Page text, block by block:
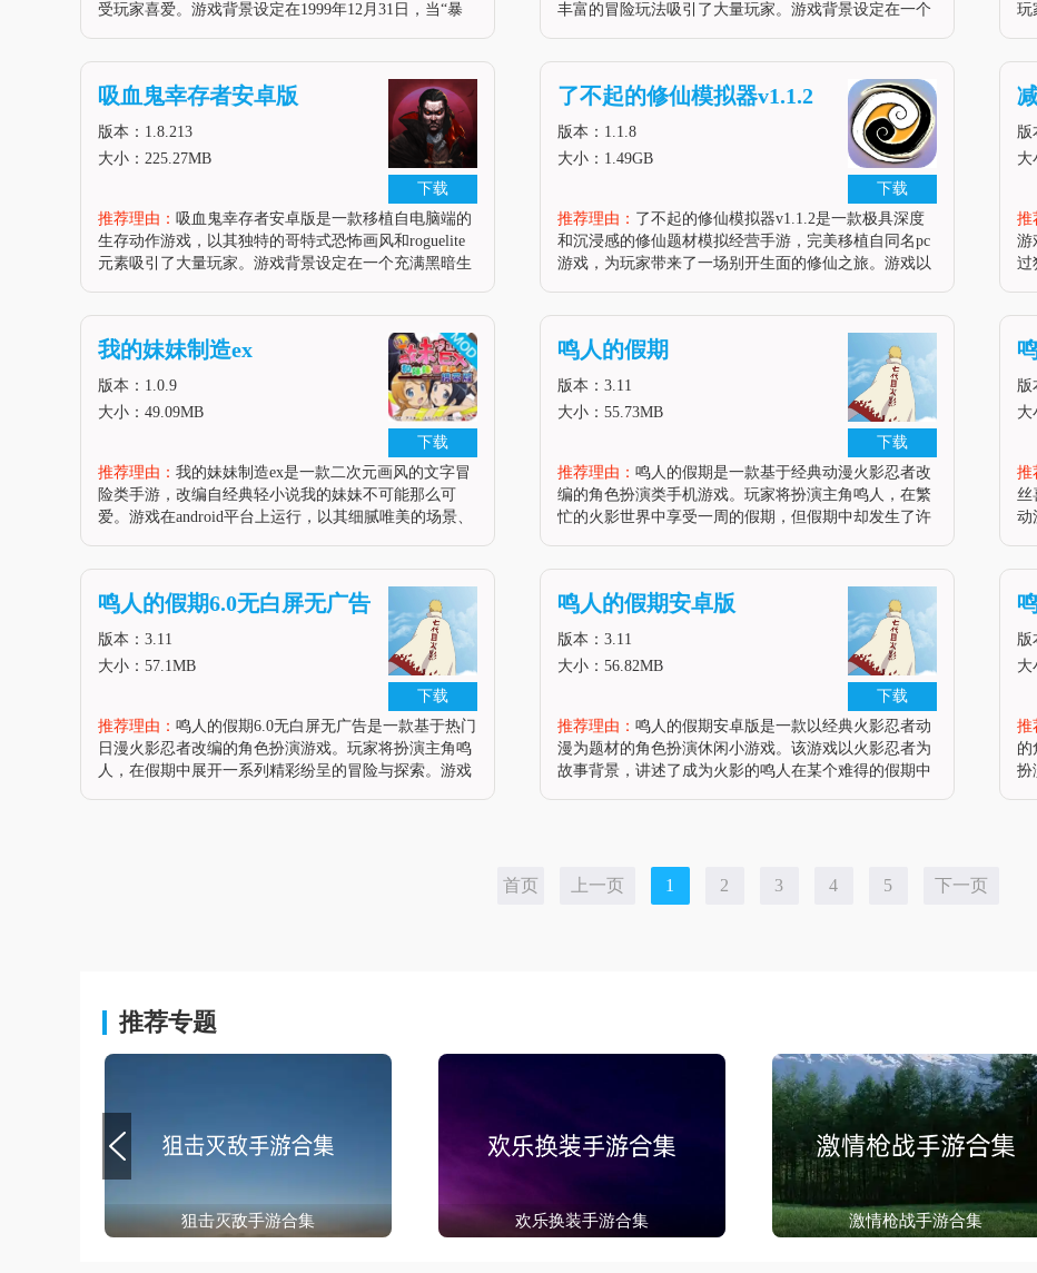
受玩家喜爱。游戏背景设定在1999年12月31日，当“暴
雨”的秘密。游戏结合了神秘学和现代科技，玩家需要
使用法术
丰富的冒险玩法吸引了大量玩家。游戏背景设定在一个
旅，揭开世界的秘密。通过时光机的设置，玩家可以穿
梭于不同的时代，体验
玩
厄
下载
吸血鬼幸存者安卓版
版本：1.8.213
大小：225.27MB
推荐理由： 吸血鬼幸存者安卓版是一款移植自电脑端的
生存动作游戏，以其独特的哥特式恐怖画风和roguelite
元素吸引了大量玩家。游戏背景设定在一个充满黑暗生
下载
了不起的修仙模拟器v1.1.2
版本：1.1.8
大小：1.49GB
推荐理由： 了不起的修仙模拟器v1.1.2是一款极具深度
和沉浸感的修仙题材模拟经营手游，完美移植自同名pc
游戏，为玩家带来了一场别开生面的修仙之旅。游戏以
版
大
推
游
过
下载
我的妹妹制造ex
版本：1.0.9
大小：49.09MB
推荐理由： 我的妹妹制造ex是一款二次元画风的文字冒
险类手游，改编自经典轻小说我的妹妹不可能那么可
爱。游戏在android平台上运行，以其细腻唯美的场景、
下载
鸣人的假期
版本：3.11
大小：55.73MB
推荐理由： 鸣人的假期是一款基于经典动漫火影忍者改
编的角色扮演类手机游戏。玩家将扮演主角鸣人，在繁
忙的火影世界中享受一周的假期，但假期中却发生了许
事情节和角色成长。游戏亮点1. 忠实还原火影忍者的世
界观和人物设定，让
版
大
推
丝
动
原
下载
鸣人的假期6.0无白屏无广告
版本：3.11
大小：57.1MB
推荐理由： 鸣人的假期6.0无白屏无广告是一款基于热门
日漫火影忍者改编的角色扮演游戏。玩家将扮演主角鸣
人，在假期中展开一系列精彩纷呈的冒险与探索。游戏
下载
鸣人的假期安卓版
版本：3.11
大小：56.82MB
推荐理由： 鸣人的假期安卓版是一款以经典火影忍者动
漫为题材的角色扮演休闲小游戏。该游戏以火影忍者为
故事背景，讲述了成为火影的鸣人在某个难得的假期中
版
大
推
的
扮
首页 上一页 1 2 3 4 5 下一页
推荐专题
狙击灭敌手游合集 欢乐换装手游合集 激情枪战手游合集